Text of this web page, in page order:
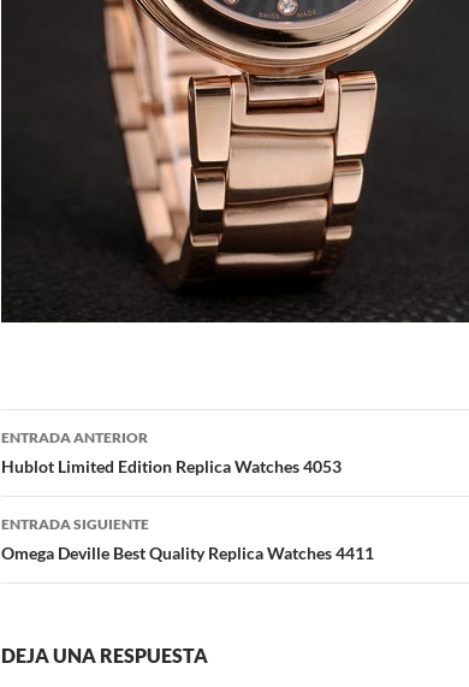
Navegación
de
entradas
ENTRADA ANTERIOR
Hublot Limited Edition Replica Watches 4053
ENTRADA SIGUIENTE
Omega Deville Best Quality Replica Watches 4411
DEJA UNA RESPUESTA